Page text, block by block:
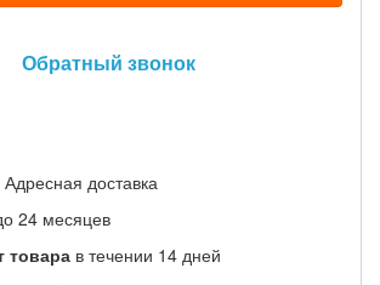
Обратный звонок
доставка
24 месяцев
товара в течении 14 дней